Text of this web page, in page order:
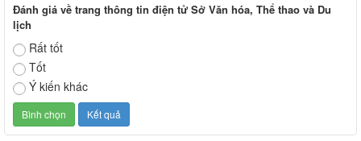
Đánh giá về trang thông tin điện tử Sở Văn hóa, Thể thao và Du
lịch
Rất tốt
Tốt
Ý kiến khác